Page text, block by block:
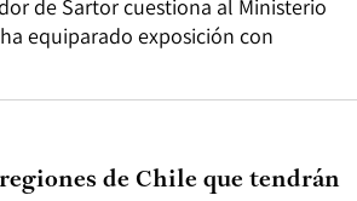
de Sartor cuestiona al Ministerio
equiparado exposición con
de Chile que tendrán